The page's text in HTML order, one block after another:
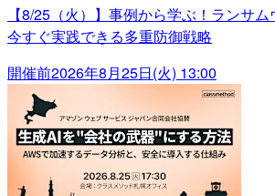
【8/25（火）】事例から学ぶ！ランサ
今すぐ実践できる多重防御戦略
開催前2026年8月25日(火) 13:00